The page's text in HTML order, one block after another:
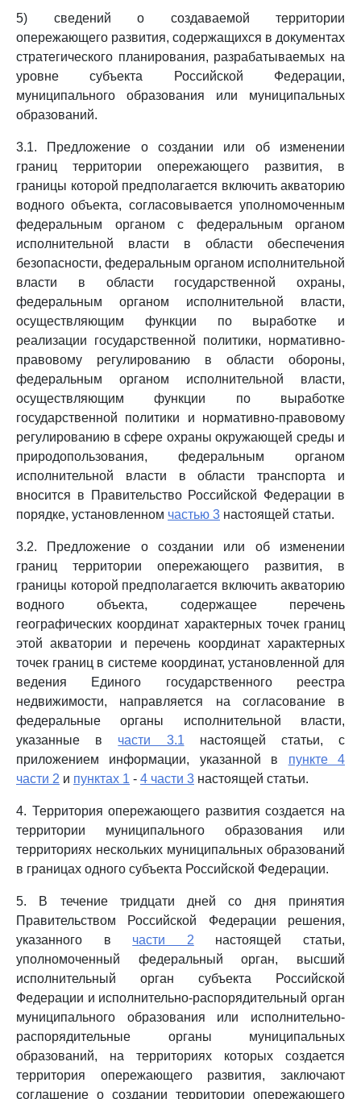
5) сведений о создаваемой территории
опережающего развития, содержащихся в документах
стратегического планирования, разрабатываемых на
уровне субъекта Российской Федерации,
муниципального образования или муниципальных
образований.
3.1. Предложение о создании или об изменении
границ территории опережающего развития, в
границы которой предполагается включить акваторию
водного объекта, согласовывается уполномоченным
федеральным органом с федеральным органом
исполнительной власти в области обеспечения
безопасности, федеральным органом исполнительной
власти в области государственной охраны,
федеральным органом исполнительной власти,
осуществляющим функции по выработке и
реализации государственной политики, нормативно-
правовому регулированию в области обороны,
федеральным органом исполнительной власти,
осуществляющим функции по выработке
государственной политики и нормативно-правовому
регулированию в сфере охраны окружающей среды и
природопользования, федеральным органом
исполнительной власти в области транспорта и
вносится в Правительство Российской Федерации в
порядке, установленном частью 3 настоящей статьи.
3.2. Предложение о создании или об изменении
границ территории опережающего развития, в
границы которой предполагается включить акваторию
водного объекта, содержащее перечень
географических координат характерных точек границ
этой акватории и перечень координат характерных
точек границ в системе координат, установленной для
ведения Единого государственного реестра
недвижимости, направляется на согласование в
федеральные органы исполнительной власти,
указанные в части 3.1 настоящей статьи, с
приложением информации, указанной в пункте 4
части 2 и пунктах 1 - 4 части 3 настоящей статьи.
4. Территория опережающего развития создается на
территории муниципального образования или
территориях нескольких муниципальных образований
в границах одного субъекта Российской Федерации.
5. В течение тридцати дней со дня принятия
Правительством Российской Федерации решения,
указанного в части 2 настоящей статьи,
уполномоченный федеральный орган, высший
исполнительный орган субъекта Российской
Федерации и исполнительно-распорядительный орган
муниципального образования или исполнительно-
распорядительные органы муниципальных
образований, на территориях которых создается
территория опережающего развития, заключают
соглашение о создании территории опережающего